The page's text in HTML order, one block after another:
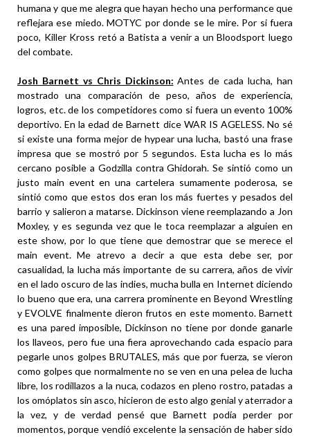
humana y que me alegra que hayan hecho una performance que
reflejara ese miedo. MOTYC por donde se le mire. Por si fuera
poco, Killer Kross retó a Batista a venir a un Bloodsport luego
del combate.
Josh Barnett vs Chris Dickinson: Antes de cada lucha, han
mostrado una comparación de peso, años de experiencia,
logros, etc. de los competidores como si fuera un evento 100%
deportivo. En la edad de Barnett dice WAR IS AGELESS. No sé
si existe una forma mejor de hypear una lucha, bastó una frase
impresa que se mostró por 5 segundos. Esta lucha es lo más
cercano posible a Godzilla contra Ghidorah. Se sintió como un
justo main event en una cartelera sumamente poderosa, se
sintió como que estos dos eran los más fuertes y pesados del
barrio y salieron a matarse. Dickinson viene reemplazando a Jon
Moxley, y es segunda vez que le toca reemplazar a alguien en
este show, por lo que tiene que demostrar que se merece el
main event. Me atrevo a decir a que esta debe ser, por
casualidad, la lucha más importante de su carrera, años de vivir
en el lado oscuro de las indies, mucha bulla en Internet diciendo
lo bueno que era, una carrera prominente en Beyond Wrestling
y EVOLVE finalmente dieron frutos en este momento. Barnett
es una pared imposible, Dickinson no tiene por donde ganarle
los llaveos, pero fue una fiera aprovechando cada espacio para
pegarle unos golpes BRUTALES, más que por fuerza, se vieron
como golpes que normalmente no se ven en una pelea de lucha
libre, los rodillazos a la nuca, codazos en pleno rostro, patadas a
los omóplatos sin asco, hicieron de esto algo genial y aterrador a
la vez, y de verdad pensé que Barnett podía perder por
momentos, porque vendió excelente la sensación de haber sido